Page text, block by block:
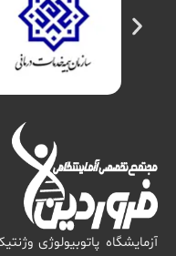
آزمایشگاه پاتوبیولوژی